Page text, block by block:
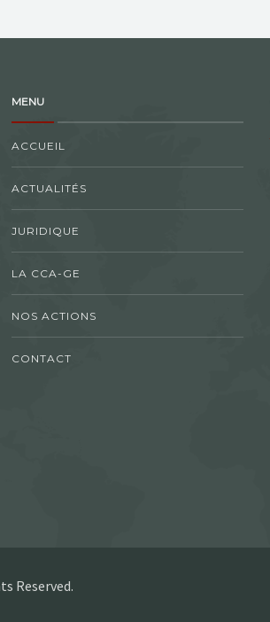
MENU
ACCUEIL
ACTUALITÉS
JURIDIQUE
LA CCA-GE
NOS ACTIONS
CONTACT
Reserved.